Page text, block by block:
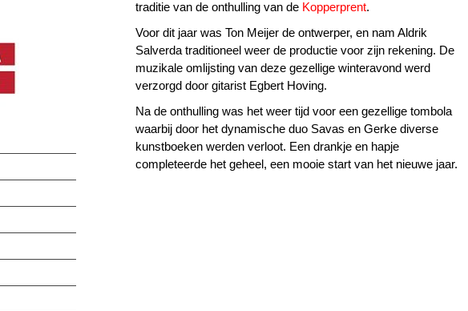
traditie van de onthulling van de Kopperprent.
Voor dit jaar was Ton Meijer de ontwerper, en nam Aldrik
Salverda traditioneel weer de productie voor zijn rekening. De
muzikale omlijsting van deze gezellige winteravond werd
verzorgd door gitarist Egbert Hoving.
Na de onthulling was het weer tijd voor een gezellige tombola
waarbij door het dynamische duo Savas en Gerke diverse
kunstboeken werden verloot. Een drankje en hapje
completeerde het geheel, een mooie start van het nieuwe jaar.